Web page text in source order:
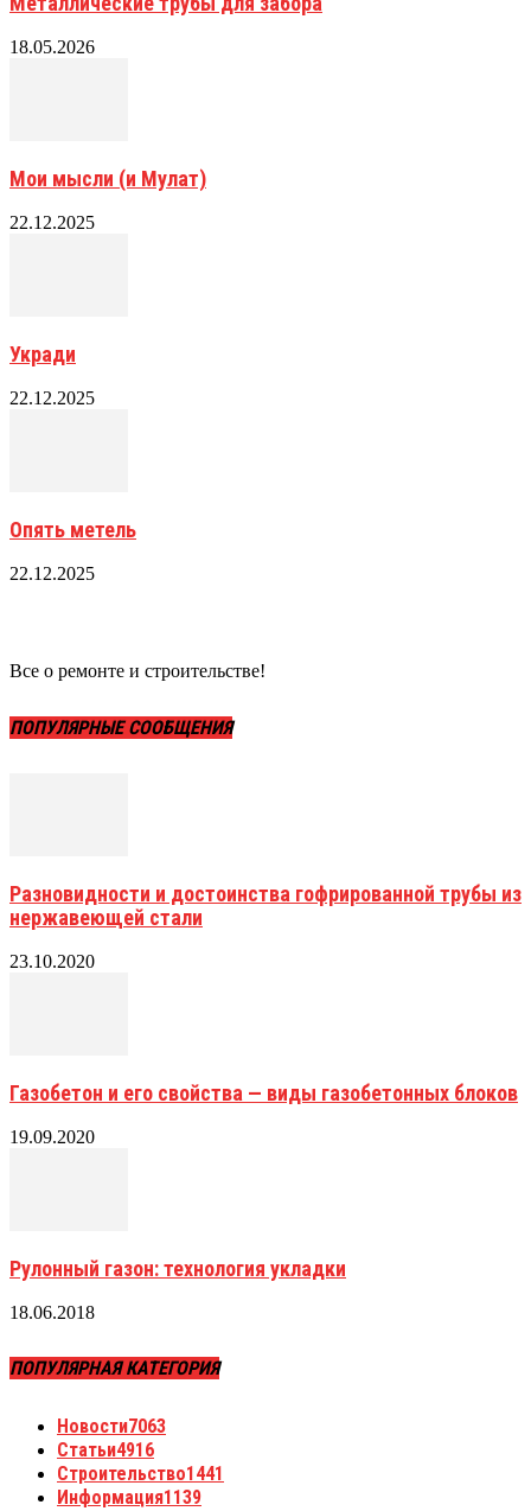
18.05.2026
Мои мысли (и Мулат)
22.12.2025
Укради
22.12.2025
Опять метель
22.12.2025
Все о ремонте и строительстве!
ПОПУЛЯРНЫЕ СООБЩЕНИЯ
Разновидности и достоинства гофрированной трубы из
нержавеющей стали
23.10.2020
Газобетон и его свойства — виды газобетонных блоков
19.09.2020
Рулонный газон: технология укладки
18.06.2018
ПОПУЛЯРНАЯ КАТЕГОРИЯ
Новости7063
Статьи4916
Строительство1441
Информация1139